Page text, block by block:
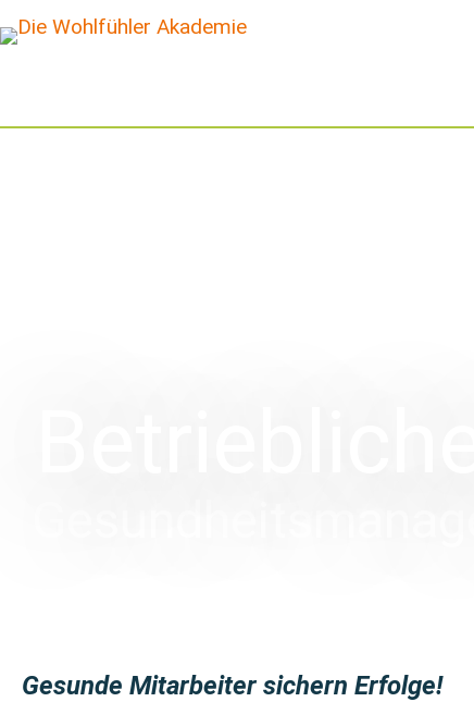
Gesunde Mitarbeiter sichern Erfolge!